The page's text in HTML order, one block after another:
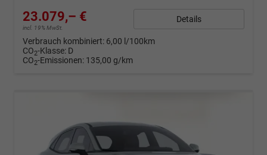
23.079,– €
incl. 19% MwSt.
Details
Verbrauch kombiniert: 6,00 l/100km
CO2-Klasse: D
CO2-Emissionen: 135,00 g/km